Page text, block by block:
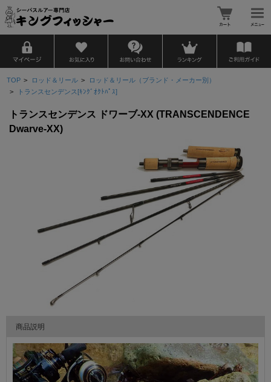
TOP > ロッド＆リール > ロッド＆リール（ブランド・メーカー別）
> トランスセンデンス[ｷﾝｸﾞｵｸﾄﾊﾟｽ]
トランスセンデンス ドワーブ-XX (TRANSCENDENCE
Dwarve-XX)
商品説明